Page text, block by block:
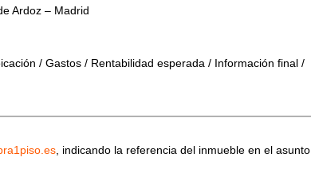
Ardoz – Madrid
/ Gastos / Rentabilidad esperada / Información final /
, indicando la referencia del inmueble en el asunto.